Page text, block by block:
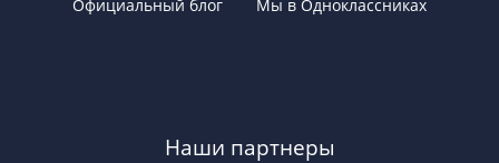
Официальный блог Мы в Одноклассниках
Наши партнеры